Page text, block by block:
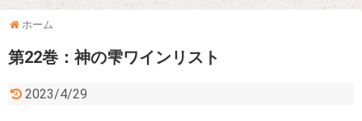
ホーム
第22巻：神の雫ワインリスト
2023/4/29